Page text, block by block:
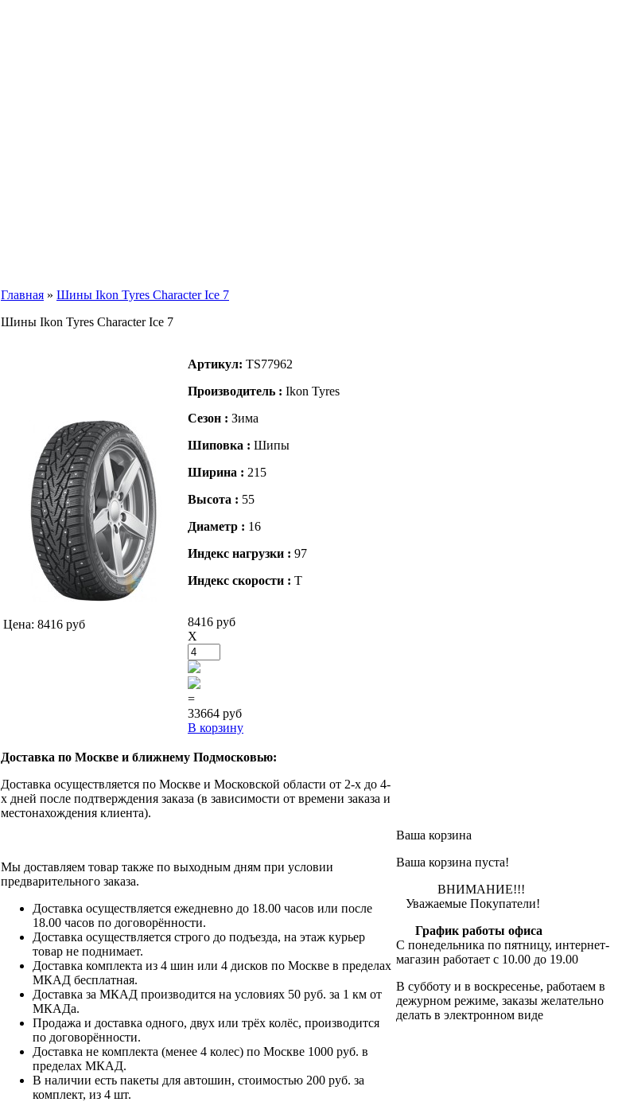
Главная » Шины Ikon Tyres Character Ice 7
Шины Ikon Tyres Character Ice 7
Цена: 8416 руб
Артикул: TS77962
Производитель : Ikon Tyres
Сезон : Зима
Шиповка : Шипы
Ширина : 215
Высота : 55
Диаметр : 16
Индекс нагрузки : 97
Индекс скорости : T
8416 руб
X
=
33664 руб
В корзину
Доставка по Москве и ближнему Подмосковью:
Доставка осуществляется по Москве и Московской области от 2-х до 4-
х дней после подтверждения заказа (в зависимости от времени заказа и
местонахождения клиента).
Мы доставляем товар также по выходным дням при условии
предварительного заказа.
Доставка осуществляется ежедневно до 18.00 часов или после
18.00 часов по договорённости.
Доставка осуществляется строго до подъезда, на этаж курьер
товар не поднимает.
Доставка комплекта из 4 шин или 4 дисков по Москве в пределах
МКАД бесплатная.
Доставка за МКАД производится на условиях 50 руб. за 1 км от
МКАДа.
Продажа и доставка одного, двух или трёх колёс, производится
по договорённости.
Доставка не комплекта (менее 4 колес) по Москве 1000 руб. в
пределах МКАД.
В наличии есть пакеты для автошин, стоимостью 200 руб. за
комплект, из 4 шт.
Ваша корзина
Ваша корзина пуста!
ВНИМАНИЕ!!!
Уважаемые Покупатели!
График работы офиса
С понедельника по пятницу, интернет-
магазин работает с 10.00 до 19.00
В субботу и в воскресенье, работаем в
дежурном режиме, заказы желательно
делать в электронном виде